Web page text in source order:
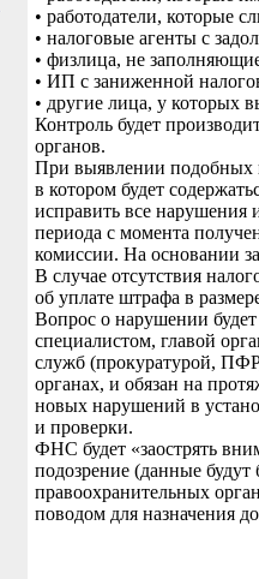
• работодатели, которые
• налоговые агенты с
• физлица, не
• ИП с заниженной
• другие лица, у которых
Контроль будет
органов.
При выявлении подобных
в котором будет
исправить все нарушения
периода с момента
комиссии. На основании
В случае отсутствия
об уплате штрафа в
Вопрос о нарушении будет
специалистом, главой
служб (прокуратурой,
органах, и обязан на
новых нарушений в
и проверки.
ФНС будет «заострять
подозрение (данные
правоохранительных
поводом для назначения